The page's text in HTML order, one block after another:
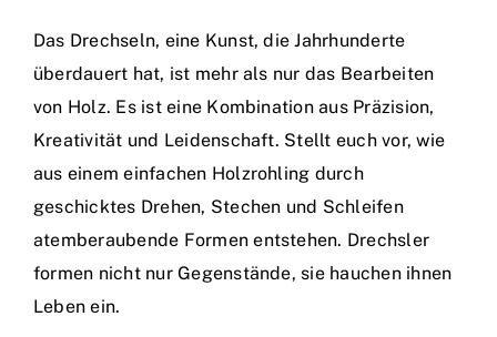
Das Drechseln, eine Kunst, die Jahrhunderte
überdauert hat, ist mehr als nur das Bearbeiten
von Holz. Es ist eine Kombination aus Präzision,
Kreativität und Leidenschaft. Stellt euch vor, wie
aus einem einfachen Holzrohling durch
geschicktes Drehen, Stechen und Schleifen
atemberaubende Formen entstehen. Drechsler
formen nicht nur Gegenstände, sie hauchen ihnen
Leben ein.